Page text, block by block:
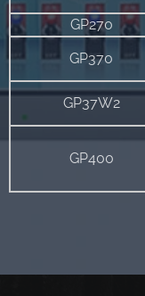
GP270
GP370
GP37W2
GP400